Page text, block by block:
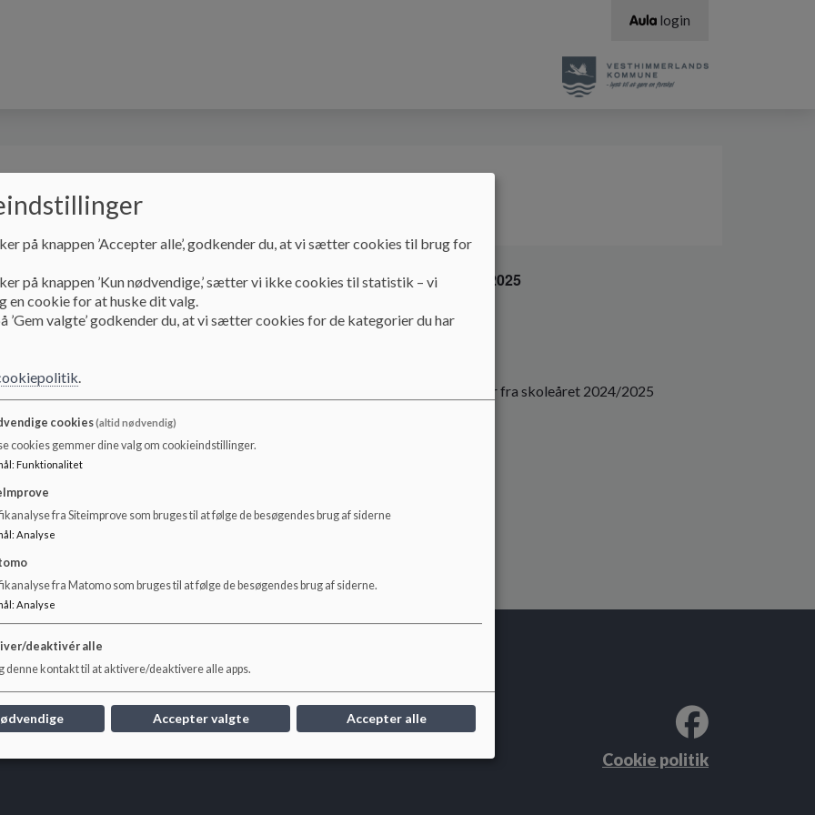
login
Skolebestyrelsen
Skolebestyrelsen Skolebestyrelses referater Skoleåret 2024/2025
Skoleåret 2024/2025
Det nedenstående dokument indeholder vores skolebestyrelses referater fra skoleåret 2024/2025
Dokumenter
Skolebestyrelsen 24_25.pdf
Cookie politik
på knappen ’Accepter alle’, godkender du, at vi sætter cookies til brug for
på knappen ’Kun nødvendige,’ sætter vi ikke cookies til statistik – vi
en cookie for at huske dit valg.
’Gem valgte’ godkender du, at vi sætter cookies for de kategorier du har
.
cookies(altid nødvendig)
cookies gemmer dine valg om cookieindstillinger.
: Funktionalitet
fra Siteimprove som bruges til at følge de besøgendes brug af siderne
: Analyse
fra Matomo som bruges til at følge de besøgendes brug af siderne.
: Analyse
deaktivér alle
denne kontakt til at aktivere/deaktivere alle apps.
Accepter valgte Accepter alle